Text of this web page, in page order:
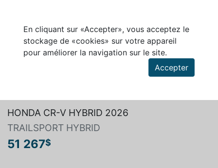
En cliquant sur «Accepter», vous acceptez le
stockage de «cookies» sur votre appareil
pour améliorer la navigation sur le site.
Accepter
HONDA CR-V HYBRID 2026
TRAILSPORT HYBRID
51 267$